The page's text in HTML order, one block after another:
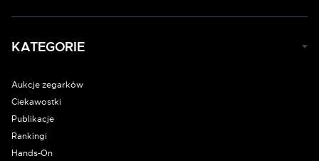
KATEGORIE
Aukcje zegarków
Ciekawostki
Publikacje
Rankingi
Hands-On